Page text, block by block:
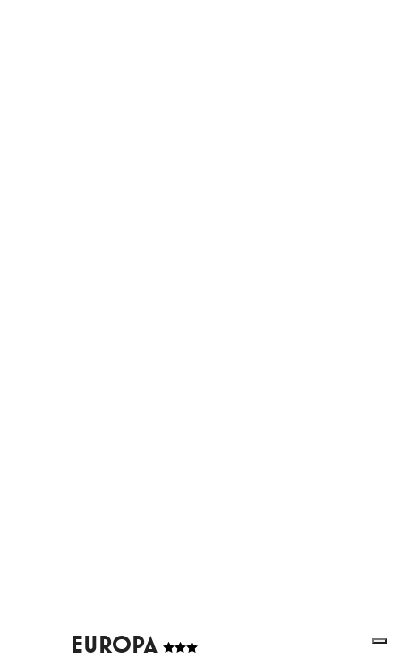
EUROPA